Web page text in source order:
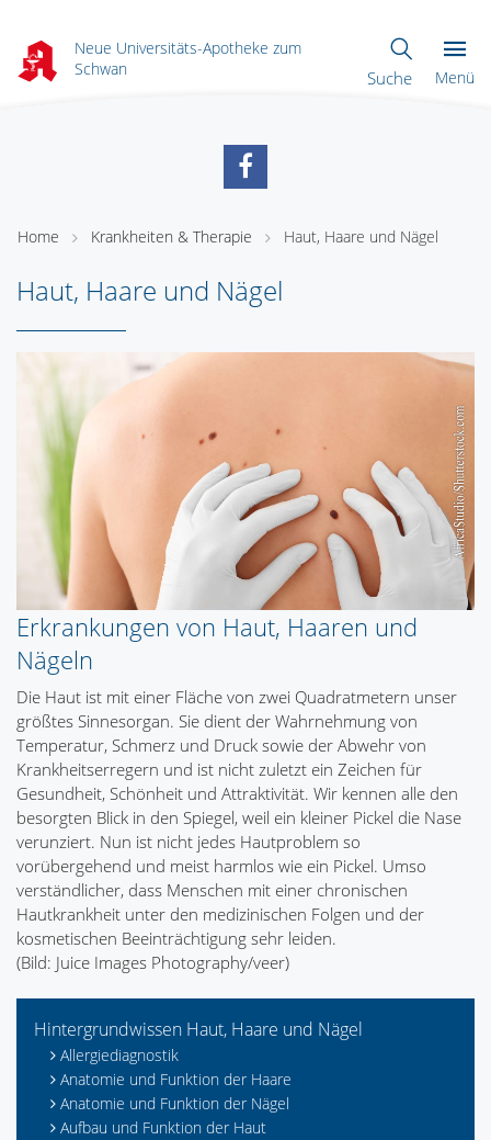
Neue Universitäts-Apotheke zum
Schwan
Suche Menü
Home Krankheiten & Therapie Haut, Haare und Nägel
Haut, Haare und Nägel
Erkrankungen von Haut, Haaren und
Nägeln
Die Haut ist mit einer Fläche von zwei Quadratmetern unser
größtes Sinnesorgan. Sie dient der Wahrnehmung von
Temperatur, Schmerz und Druck sowie der Abwehr von
Krankheitserregern und ist nicht zuletzt ein Zeichen für
Gesundheit, Schönheit und Attraktivität. Wir kennen alle den
besorgten Blick in den Spiegel, weil ein kleiner Pickel die Nase
verunziert. Nun ist nicht jedes Hautproblem so
vorübergehend und meist harmlos wie ein Pickel. Umso
verständlicher, dass Menschen mit einer chronischen
Hautkrankheit unter den medizinischen Folgen und der
kosmetischen Beeinträchtigung sehr leiden.
(Bild: Juice Images Photography/veer)
Hintergrundwissen Haut, Haare und Nägel
Allergiediagnostik
Anatomie und Funktion der Haare
Anatomie und Funktion der Nägel
Aufbau und Funktion der Haut